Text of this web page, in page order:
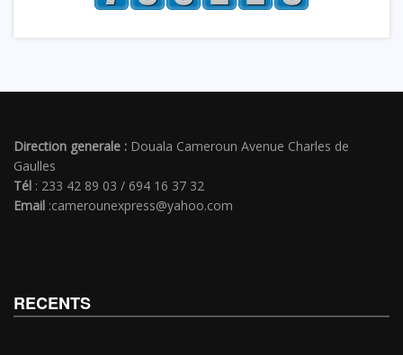
Direction generale : Douala Cameroun Avenue Charles de
Gaulles
Tél : 233 42 89 03 / 694 16 37 32
Email :camerounexpress@yahoo.com
RECENTS